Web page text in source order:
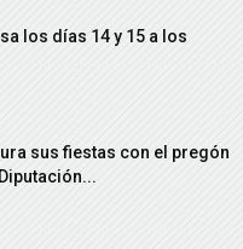
los días 14 y 15 a los
sus fiestas con el pregón